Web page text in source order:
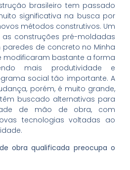
brasileiro tem passado
significativa na busca por
métodos construtivos. Um
construções pré-moldadas
de concreto no Minha
modificaram bastante a forma
mais produtividade e
social tão importante. A
porém, é muito grande,
buscado alternativas para
de mão de obra, com
tecnologias voltadas ao
obra qualificada preocupa o